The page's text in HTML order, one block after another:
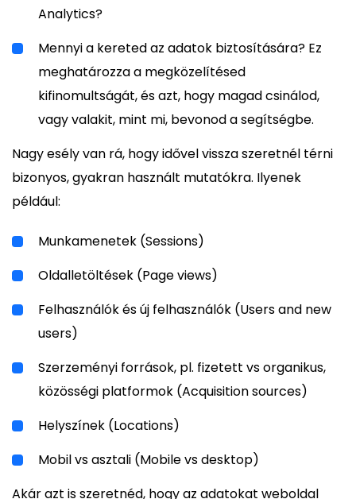
Analytics?
Mennyi a kereted az adatok biztosítására? Ez
meghatározza a megközelítésed
kifinomultságát, és azt, hogy magad csinálod,
vagy valakit, mint mi, bevonod a segítségbe.
Nagy esély van rá, hogy idővel vissza szeretnél térni
bizonyos, gyakran használt mutatókra. Ilyenek
például:
Munkamenetek (Sessions)
Oldalletöltések (Page views)
Felhasználók és új felhasználók (Users and new
users)
Szerzeményi források, pl. fizetett vs organikus,
közösségi platformok (Acquisition sources)
Helyszínek (Locations)
Mobil vs asztali (Mobile vs desktop)
Akár azt is szeretnéd, hogy az adatokat weboldal